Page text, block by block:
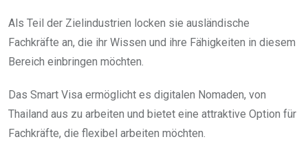
Als Teil der Zielindustrien locken sie ausländische
Fachkräfte an, die ihr Wissen und ihre Fähigkeiten in diesem
Bereich einbringen möchten.
Das Smart Visa ermöglicht es digitalen Nomaden, von
Thailand aus zu arbeiten und bietet eine attraktive Option für
Fachkräfte, die flexibel arbeiten möchten.